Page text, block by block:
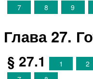
7
8 9
Глава 27.
§ 27.1 1 2